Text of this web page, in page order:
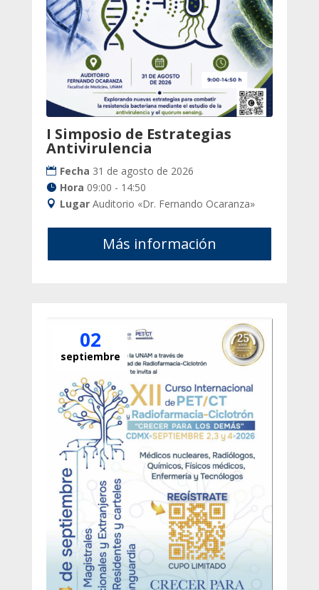
I Simposio de Estrategias
Antivirulencia
Fecha 31 de agosto de 2026
Hora 09:00 - 14:50
Lugar Auditorio «Dr. Fernando Ocaranza»
Más información
02
septiembre